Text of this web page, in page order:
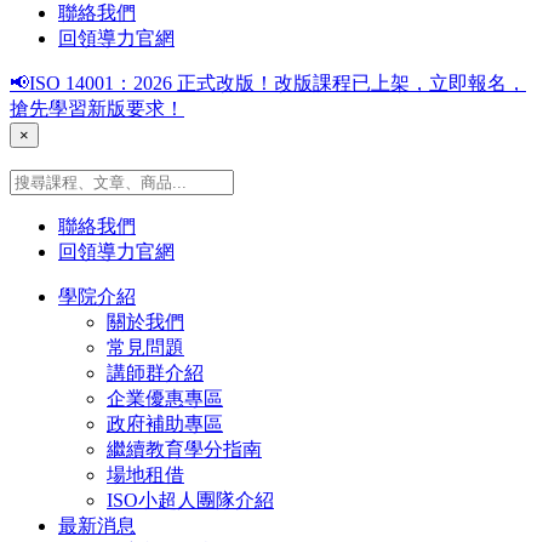
聯絡我們
回領導力官網
📢ISO 14001：2026 正式改版！改版課程已上架，立即報名，
搶先學習新版要求！
×
聯絡我們
回領導力官網
學院介紹
關於我們
常見問題
講師群介紹
企業優惠專區
政府補助專區
繼續教育學分指南
場地租借
ISO小超人團隊介紹
最新消息